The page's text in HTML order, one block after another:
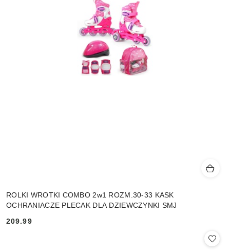
ROLKI WROTKI COMBO 2w1 ROZM.30-33 KASK
OCHRANIACZE PLECAK DLA DZIEWCZYNKI SMJ
Cena:
209.99